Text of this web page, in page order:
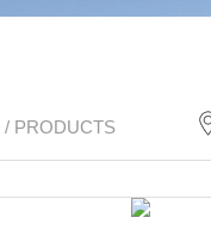
/ PRODUCTS